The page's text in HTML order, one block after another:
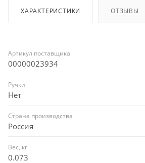
ХАРАКТЕРИСТИКИ ОТЗЫВЫ
Артикул поставщика
00000023934
Ручки
Нет
Страна производства
Россия
Вес, кг
0.073